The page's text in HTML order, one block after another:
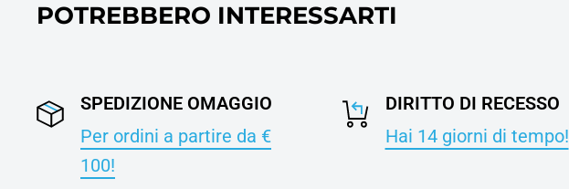
POTREBBERO INTERESSARTI
SPEDIZIONE OMAGGIO
Per ordini a partire da €
100!
DIRITTO DI RECESSO
Hai 14 giorni di tempo!